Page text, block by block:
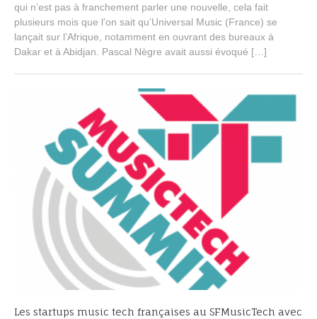
9
,
1
qui n’est pas à franchement parler une nouvelle, cela fait
plusieurs mois que l’on sait qu’Universal Music (France) se
lançait sur l’Afrique, notamment en ouvrant des bureaux à
Dakar et à Abidjan. Pascal Nègre avait aussi évoqué […]
Les startups music tech françaises au SFMusicTech avec